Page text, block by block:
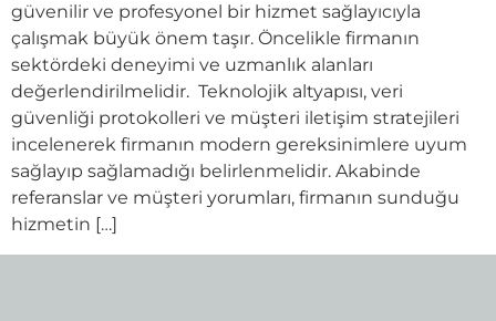
güvenilir ve profesyonel bir hizmet sağlayıcıyla
çalışmak büyük önem taşır. Öncelikle firmanın
sektördeki deneyimi ve uzmanlık alanları
değerlendirilmelidir. Teknolojik altyapısı, veri
güvenliği protokolleri ve müşteri iletişim stratejileri
incelenerek firmanın modern gereksinimlere uyum
sağlayıp sağlamadığı belirlenmelidir. Akabinde
referanslar ve müşteri yorumları, firmanın sunduğu
hizmetin […]